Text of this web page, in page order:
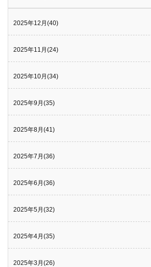
2025年12月(40)
2025年11月(24)
2025年10月(34)
2025年9月(35)
2025年8月(41)
2025年7月(36)
2025年6月(36)
2025年5月(32)
2025年4月(35)
2025年3月(26)